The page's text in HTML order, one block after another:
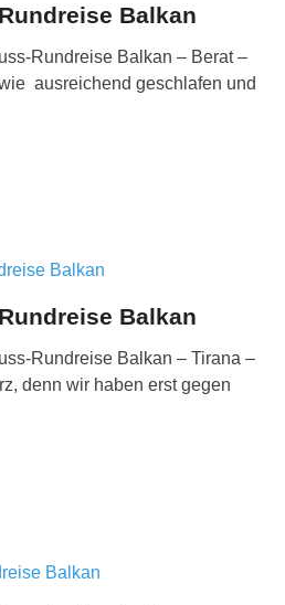
Balkan
Rundreise Balkan – Berat –
ausreichend geschlafen und
Balkan
Rundreise Balkan – Tirana –
denn wir haben erst gegen